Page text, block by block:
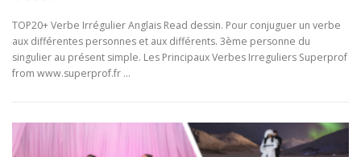
TOP20+ Verbe Irrégulier Anglais Read dessin. Pour conjuguer un verbe
aux différentes personnes et aux différents. 3ème personne du
singulier au présent simple. Les Principaux Verbes Irreguliers Superprof
from www.superprof.fr …